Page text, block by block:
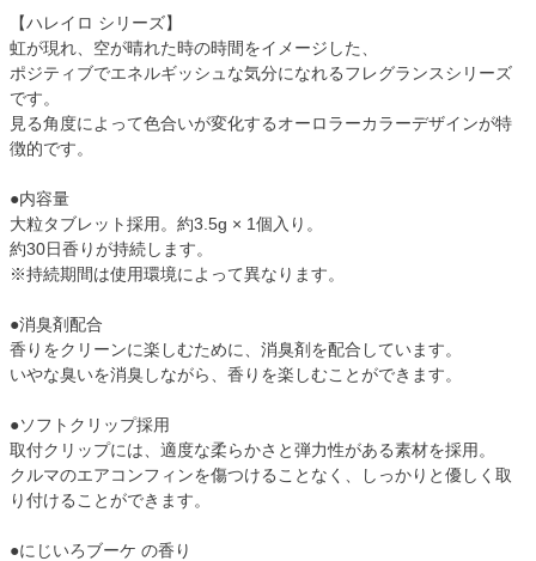
【ハレイロ シリーズ】
虹が現れ、空が晴れた時の時間をイメージした、
ポジティブでエネルギッシュな気分になれるフレグランスシリーズ
です。
見る角度によって色合いが変化するオーロラーカラーデザインが特
徴的です。
●内容量
大粒タブレット採用。約3.5g × 1個入り。
約30日香りが持続します。
※持続期間は使用環境によって異なります。
●消臭剤配合
香りをクリーンに楽しむために、消臭剤を配合しています。
いやな臭いを消臭しながら、香りを楽しむことができます。
●ソフトクリップ採用
取付クリップには、適度な柔らかさと弾力性がある素材を採用。
クルマのエアコンフィンを傷つけることなく、しっかりと優しく取
り付けることができます。
●にじいろブーケ の香り